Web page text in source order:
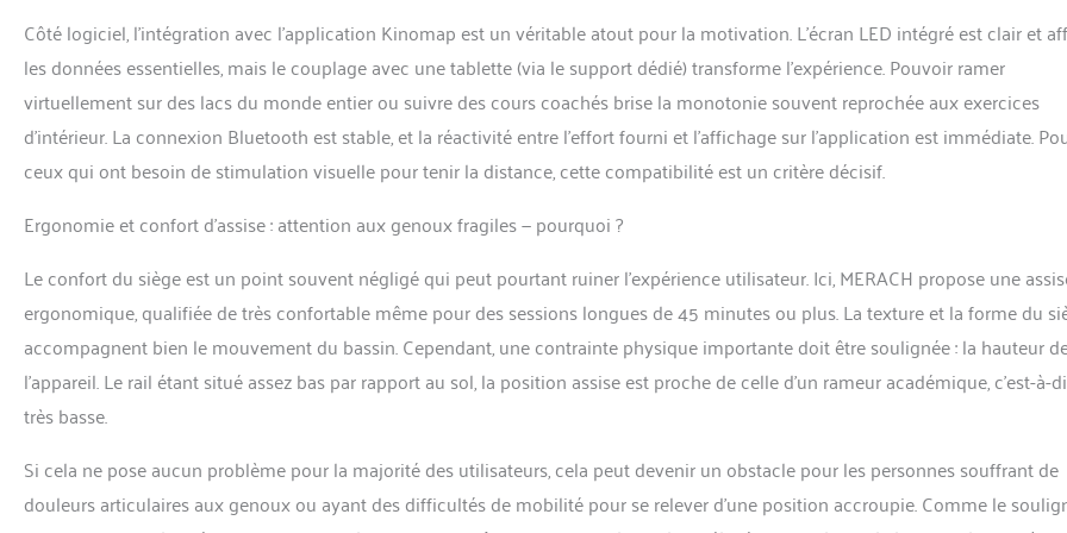
Côté logiciel, l’intégration avec l’application Kinomap est un véritable atout pour la motivation. L’écran LED intégré est clair et
les données essentielles, mais le couplage avec une tablette (via le support dédié) transforme l’expérience. Pouvoir ramer
virtuellement sur des lacs du monde entier ou suivre des cours coachés brise la monotonie souvent reprochée aux exercices
d’intérieur. La connexion Bluetooth est stable, et la réactivité entre l’effort fourni et l’affichage sur l’application est immédiate.
ceux qui ont besoin de stimulation visuelle pour tenir la distance, cette compatibilité est un critère décisif.
Ergonomie et confort d’assise : attention aux genoux fragiles — pourquoi ?
Le confort du siège est un point souvent négligé qui peut pourtant ruiner l’expérience utilisateur. Ici, MERACH propose une
ergonomique, qualifiée de très confortable même pour des sessions longues de 45 minutes ou plus. La texture et la forme du
accompagnent bien le mouvement du bassin. Cependant, une contrainte physique importante doit être soulignée : la hauteur
l’appareil. Le rail étant situé assez bas par rapport au sol, la position assise est proche de celle d’un rameur académique, c’est-à-
très basse.
Si cela ne pose aucun problème pour la majorité des utilisateurs, cela peut devenir un obstacle pour les personnes souffrant de
douleurs articulaires aux genoux ou ayant des difficultés de mobilité pour se relever d’une position accroupie. Comme le